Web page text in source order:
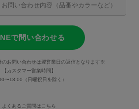
で問い合わせる
お問い合わせは翌営業日の返信となります※
【カスタマー営業時間】
〜18:00（日曜祝日を除く）
よくあるご質問はこちら